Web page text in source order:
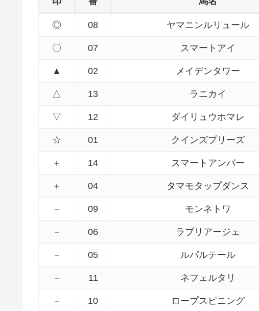
◎ 08 ヤマニンルリュール
〇 07 スマートアイ
▲ 02 メイデンタワー
△ 13 ラニカイ
▽ 12 ダイリュウホマレ
☆ 01 クインズプリーズ
＋ 14 スマートアンバー
＋ 04 タマモタップダンス
－ 09 モンネトワ
－ 06 ラブリアージェ
－ 05 ルパルテール
－ 11 ネフェルタリ
－ 10 ロープスピニング